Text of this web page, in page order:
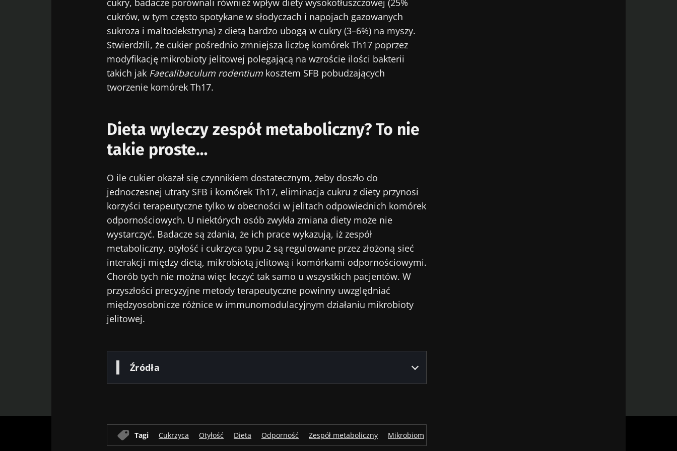
cukry, badacze porównali również wpływ diety wysokotłuszczowej (25%
cukrów, w tym często spotykane w słodyczach i napojach gazowanych
sukroza i maltodekstryna) z dietą bardzo ubogą w cukry (3–6%) na myszy.
Stwierdzili, że cukier pośrednio zmniejsza liczbę komórek Th17 poprzez
modyfikację mikrobioty jelitowej polegającą na wzroście ilości bakterii
takich jak Faecalibaculum rodentium kosztem SFB pobudzających
tworzenie komórek Th17.
Dieta wyleczy zespół metaboliczny? To nie
takie proste…
O ile cukier okazał się czynnikiem dostatecznym, żeby doszło do
jednoczesnej utraty SFB i komórek Th17, eliminacja cukru z diety przynosi
korzyści terapeutyczne tylko w obecności w jelitach odpowiednich komórek
odpornościowych. U niektórych osób zwykła zmiana diety może nie
wystarczyć. Badacze są zdania, że ich prace wykazują, iż zespół
metaboliczny, otyłość i cukrzyca typu 2 są regulowane przez złożoną sieć
interakcji między dietą, mikrobiotą jelitową i komórkami odpornościowymi.
Chorób tych nie można więc leczyć tak samo u wszystkich pacjentów. W
przyszłości precyzyjne metody terapeutyczne powinny uwzględniać
międzyosobnicze różnice w immunomodulacyjnym działaniu mikrobioty
jelitowej.
Źródła
Tagi Cukrzyca Otyłość Dieta Odporność Zespół metaboliczny Mikrobiom